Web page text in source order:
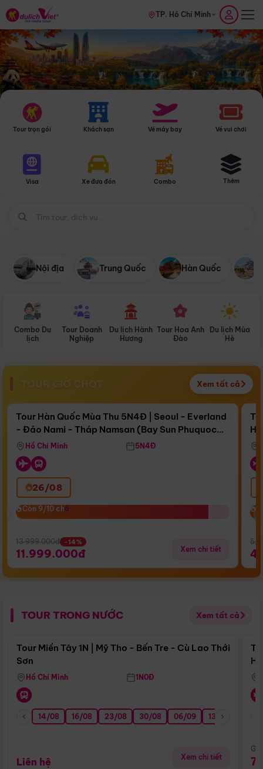
TP. Hồ Chí Minh
Tour trọn gói Khách sạn Vé máy bay Vé vui chơi
Visa Xe đưa đón Combo Thêm
Nội địa Trung Quốc Hàn Quốc
Combo Du
lịch
Tour Doanh
Nghiệp
Du lịch Hành
Hương
Tour Hoa Anh
Đào
Du lịch Mùa
Hè
TOUR GIỜ CHÓT Xem tất cả
Còn16 ngày 12:22:44
Bay Sun Phuquoc Airways
Điểm nổi bật
Tour Hàn Quốc Mùa Thu 5N4Đ | Seoul - Everland
- Đảo Nami - Tháp Namsan (Bay Sun Phuquoc
Airways)
Hồ Chí Minh 5N4Đ
26/08
Còn 9/10 chỗ
Còn 9/10 chỗ
13.999.000đ -14%
11.999.000đ Xem chi tiết
TOUR TRONG NƯỚC Xem tất cả
Điểm nổi bật
Tour Miền Tây 1N | Mỹ Tho - Bến Tre - Cù Lao Thới
Sơn
Hồ Chí Minh 1N0Đ
14/08 16/08 23/08 30/08 06/09 13/09
Liên hệ Xem chi tiết